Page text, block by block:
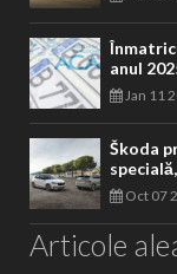
anul
Jan 11
Škoda
Oct 07
Articole